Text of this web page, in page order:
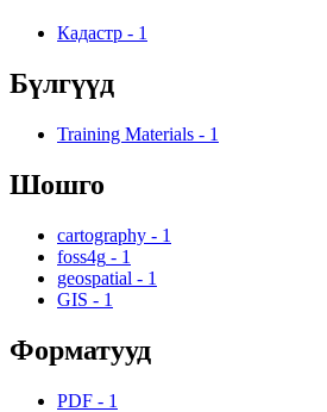
Кадастр - 1
Бүлгүүд
Training Materials - 1
Шошго
cartography - 1
foss4g - 1
geospatial - 1
GIS - 1
Форматууд
PDF - 1